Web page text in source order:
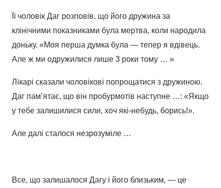
Її чоловік Даг розповів, що його дружина за
клінічними показниками була мертва, коли народила
доньку. «Моя перша думка була — тепер я вдівець.
Але ж ми одружилися лише 3 роки тому … »
Лікарі сказали чоловікові попрощатися з дружиною.
Даг пам’ятає, що він пробурмотів наступне …: «Якщо
у тебе залишилися сили, хоч які-небудь, борись!».
Але далі сталося незрозуміле …
Все, що залишалося Дагу і його близьким, — це